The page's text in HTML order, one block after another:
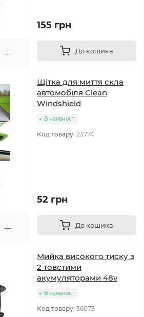
155 грн
До кошика
Щітка для миття скла
автомобіля Clean
Windshield
В наявності
Код товару: 23774
52 грн
До кошика
Мийка високого тиску з
2 товстими
акумуляторами 48v
В наявності
Код товару: 36073